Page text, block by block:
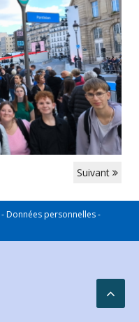
Suivant
-Données personnelles-